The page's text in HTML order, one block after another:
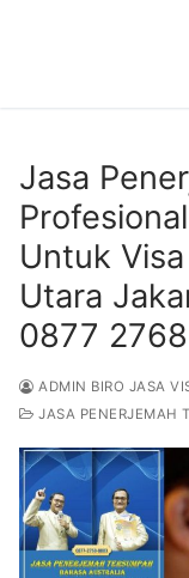
Jasa
Untuk
Utara
0877
ADMIN BIRO JASA
JASA PENERJEMAH